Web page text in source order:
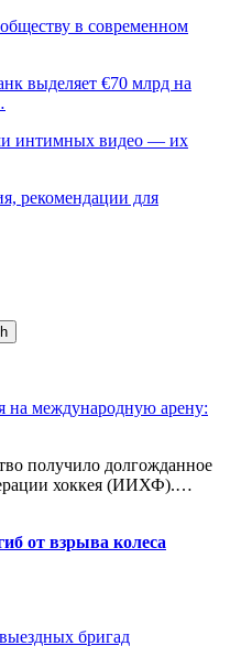
в современном
выделяет €70 млрд на
интимных видео — их
рекомендации для
на международную арену:
получило долгожданное
хоккея (ИИХФ).…
от взрыва колеса
бригад